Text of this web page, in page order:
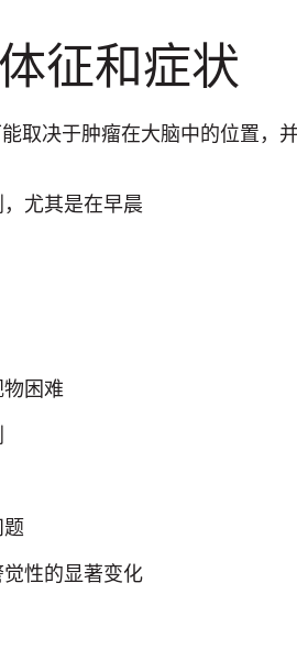
征和症状
取决于肿瘤在大脑中的位置，并
尤其是在早晨
困难
性的显著变化